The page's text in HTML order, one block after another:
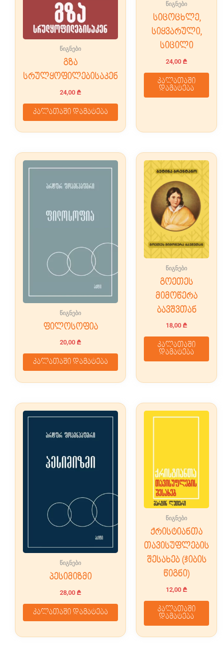
წიგნები
გზა
სრულყოფილებისაკენ
24,00 ₾
კალათაში დამატება
წიგნები
სიცოცხლე,
სიყვარული,
სიცილი
24,00 ₾
კალათაში
დამატება
წიგნები
ფილოსოფია
20,00 ₾
კალათაში დამატება
წიგნები
გოეთეს
მიმოწერა
ბავშვთან
18,00 ₾
კალათაში
დამატება
წიგნები
პესიმიზმი
28,00 ₾
კალათაში დამატება
წიგნები
ქრისტიანთა
თავისუფლების
შესახებ (ჯიბის
წიგნი)
12,00 ₾
კალათაში
დამატება